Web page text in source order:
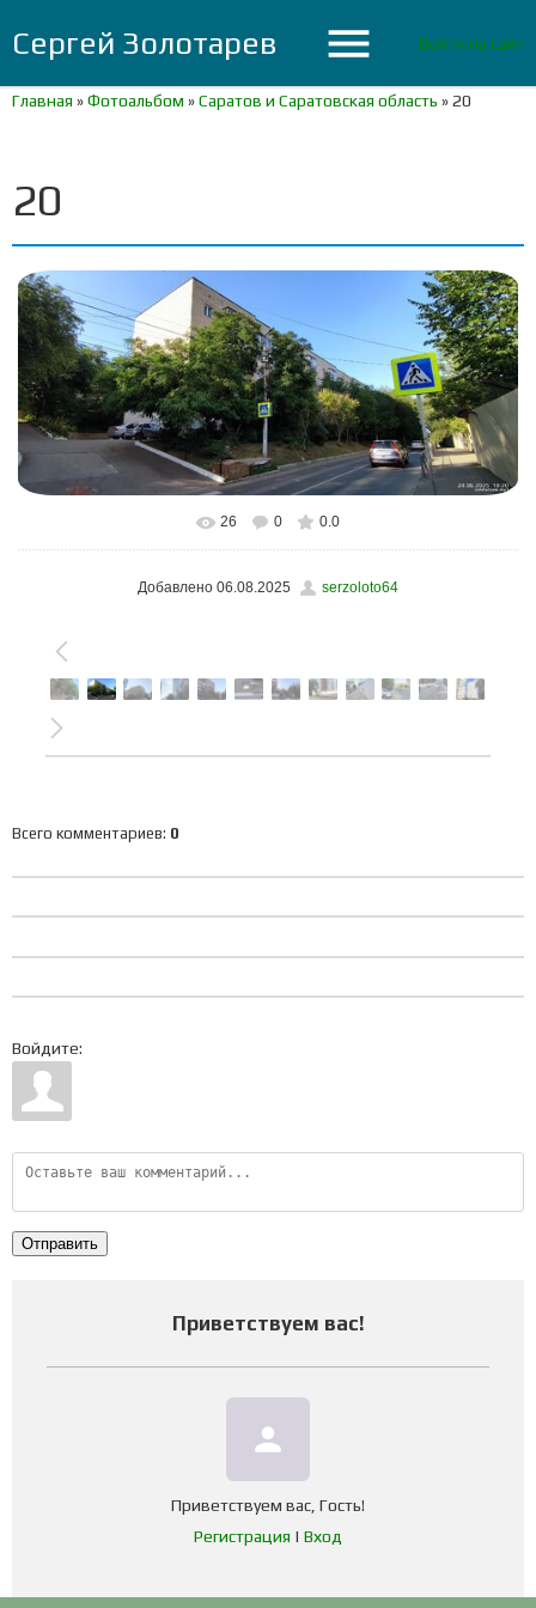
Сергей Золотарев menu Войти на сайт
Главная »Фотоальбом »Саратов и Саратовская область »20
20
В реальном размере 1600x720
26 0 0.0
Добавлено 06.08.2025 serzoloto64
Всего комментариев: 0
Войдите:
Отправить
Приветствуем вас!
person
Приветствуем вас Гость!
Регистрация | Вход